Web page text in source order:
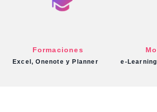
Formaciones
Excel, Onenote y Planner e-Learning